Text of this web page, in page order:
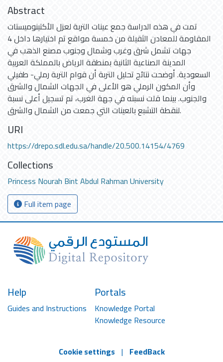
Abstract
تمت في هذه الدراسة جمع عينات التربة لعزل الأكتينوميستات
المقاومة للمعادن الثقيلة من خمسة مواقع تم اختيارها داخل 4
جهات تشمل شرق وغرب وشمال وجنوب مصنع الذهب في
المدينة الصناعية الثانية بمنطقة الرياض بالمملكة العربية
السعودية. أوضحت نتائج تحليل التربة أن قوام التربة رملي- طفيلي
وأن المكون الرملي هو الأعلى في الجهات الشمال والشرق
والجنوب. بينما قلت نسبته في جهة الغرب، تم تسجيل أعلى نسبة
لنقطة التشبع بالعينات التي جمعت من الشمال والشرق.
URI
https://drepo.sdl.edu.sa/handle/20.500.14154/4769
Collections
Princess Nourah Bint Abdul Rahman University
Full item page
Help
Guides and Instructions
Portals
Knowledge Portal
Knowledge Resource
Cookie settings | FeedBack